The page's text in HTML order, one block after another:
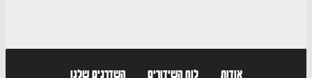
לוח השידורים השדרנים שלנו